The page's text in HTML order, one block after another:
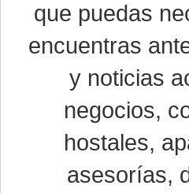
que puedas
encuentras
y noticias
negocios,
hostales,
asesorías,